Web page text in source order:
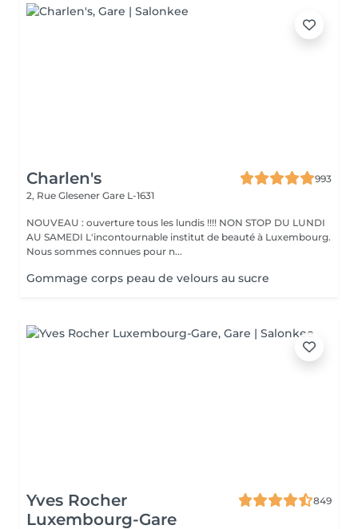
Charlen's
993
2, Rue Glesener Gare L-1631
NOUVEAU : ouverture tous les lundis !!!! NON STOP DU LUNDI
AU SAMEDI L'incontournable institut de beauté à Luxembourg.
Nous sommes connues pour n...
Gommage corps peau de velours au sucre
Yves Rocher
Luxembourg-Gare
849